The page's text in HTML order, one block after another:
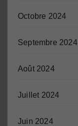
Octobre 2024
Septembre 2024
Août 2024
Juillet 2024
Juin 2024